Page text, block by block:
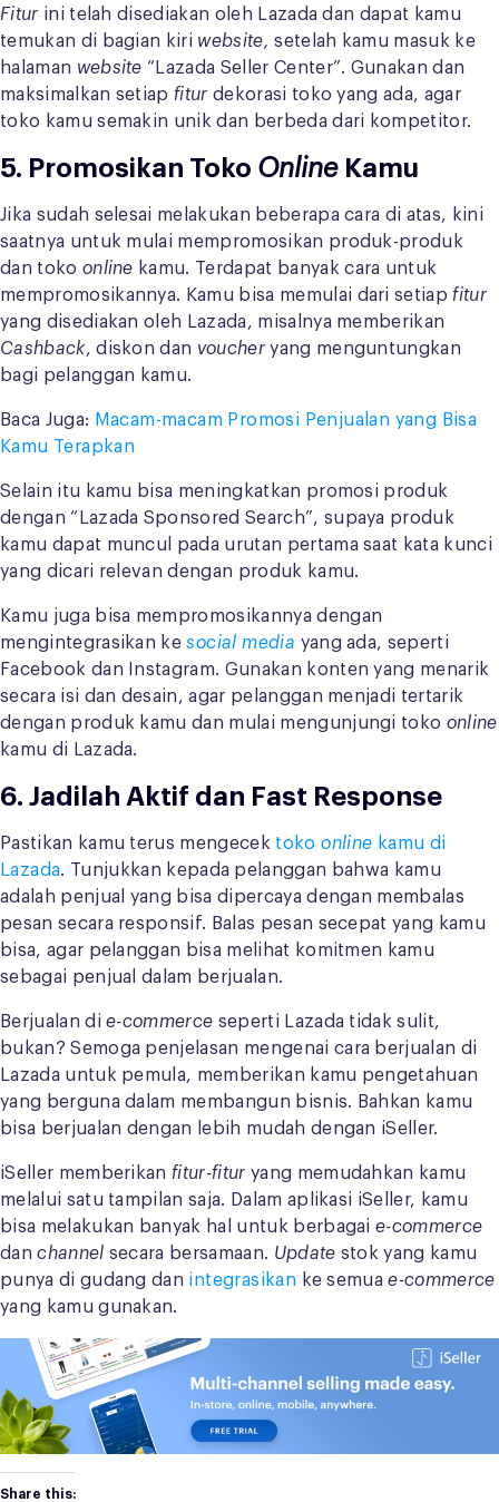
Fitur ini telah disediakan oleh Lazada dan dapat kamu
temukan di bagian kiri website,setelah kamu masuk ke
halaman website “Lazada Seller Center”. Gunakan dan
maksimalkan setiap fiturdekorasi toko yang ada, agar
toko kamu semakin unik dan berbeda dari kompetitor.
5. Promosikan Toko Online Kamu
Jika sudah selesai melakukan beberapa cara di atas, kini
saatnya untuk mulai mempromosikan produk-produk
dan toko online kamu. Terdapat banyak cara untuk
mempromosikannya. Kamu bisa memulai dari setiap fitur
yang disediakan oleh Lazada, misalnya memberikan
Cashback, diskon dan voucheryang menguntungkan
bagi pelanggan kamu.
Baca Juga: Macam-macam Promosi Penjualan yang Bisa
Kamu Terapkan
Selain itu kamu bisa meningkatkan promosi produk
dengan “Lazada Sponsored Search”, supaya produk
kamu dapat muncul pada urutan pertama saat kata kunci
yang dicari relevan dengan produk kamu.
Kamu juga bisa mempromosikannya dengan
mengintegrasikan ke social media yang ada, seperti
Facebook dan Instagram. Gunakan konten yang menarik
secara isi dan desain, agar pelanggan menjadi tertarik
dengan produk kamu dan mulai mengunjungi toko online
kamu di Lazada.
6. Jadilah Aktif dan Fast Response
Pastikan kamu terus mengecek tokoonline kamu di
Lazada. Tunjukkan kepada pelanggan bahwa kamu
adalah penjual yang bisa dipercaya dengan membalas
pesan secara responsif. Balas pesan secepat yang kamu
bisa, agar pelanggan bisa melihat komitmen kamu
sebagai penjual dalam berjualan.
Berjualan di e-commerce seperti Lazada tidak sulit,
bukan? Semoga penjelasan mengenai cara berjualan di
Lazada untuk pemula, memberikan kamu pengetahuan
yang berguna dalam membangun bisnis. Bahkan kamu
bisa berjualan dengan lebih mudah dengan iSeller.
iSeller memberikan fitur-fitur yang memudahkan kamu
melalui satu tampilan saja. Dalam aplikasi iSeller, kamu
bisa melakukan banyak hal untuk berbagai e-commerce
danchannel secara bersamaan. Update stok yang kamu
punya di gudang dan integrasikan ke semua e-commerce
yang kamu gunakan.
Share this: